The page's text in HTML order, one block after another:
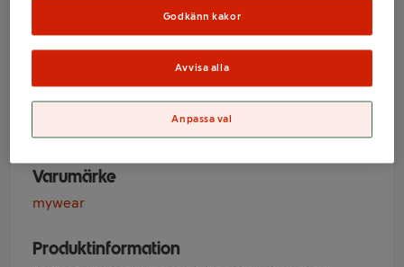
Pyjamasshorts
Clara Marinblå S
mywear
Varumärke
mywear
Produktinformation
Godkänn kakor
Avvisa alla
Anpassa val